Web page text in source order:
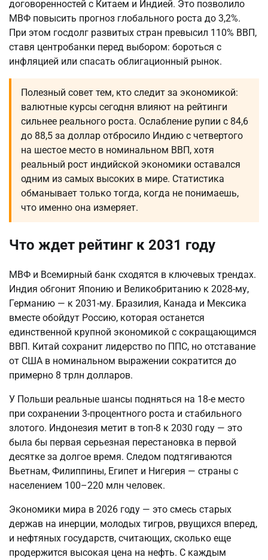
договоренностей с Китаем и Индией. Это позволило
МВФ повысить прогноз глобального роста до 3,2%.
При этом госдолг развитых стран превысил 110% ВВП,
ставя центробанки перед выбором: бороться с
инфляцией или спасать облигационный рынок.
Полезный совет тем, кто следит за экономикой:
валютные курсы сегодня влияют на рейтинги
сильнее реального роста. Ослабление рупии с 84,6
до 88,5 за доллар отбросило Индию с четвертого
на шестое место в номинальном ВВП, хотя
реальный рост индийской экономики оставался
одним из самых высоких в мире. Статистика
обманывает только тогда, когда не понимаешь,
что именно она измеряет.
Что ждет рейтинг к 2031 году
МВФ и Всемирный банк сходятся в ключевых трендах.
Индия обгонит Японию и Великобританию к 2028-му,
Германию — к 2031-му. Бразилия, Канада и Мексика
вместе обойдут Россию, которая останется
единственной крупной экономикой с сокращающимся
ВВП. Китай сохранит лидерство по ППС, но отставание
от США в номинальном выражении сократится до
примерно 8 трлн долларов.
У Польши реальные шансы подняться на 18-е место
при сохранении 3-процентного роста и стабильного
злотого. Индонезия метит в топ-8 к 2030 году — это
была бы первая серьезная перестановка в первой
десятке за долгое время. Следом подтягиваются
Вьетнам, Филиппины, Египет и Нигерия — страны с
населением 100–220 млн человек.
Экономики мира в 2026 году — это смесь старых
держав на инерции, молодых тигров, рвущихся вперед,
и нефтяных государств, считающих, сколько еще
продержится высокая цена на нефть. С каждым